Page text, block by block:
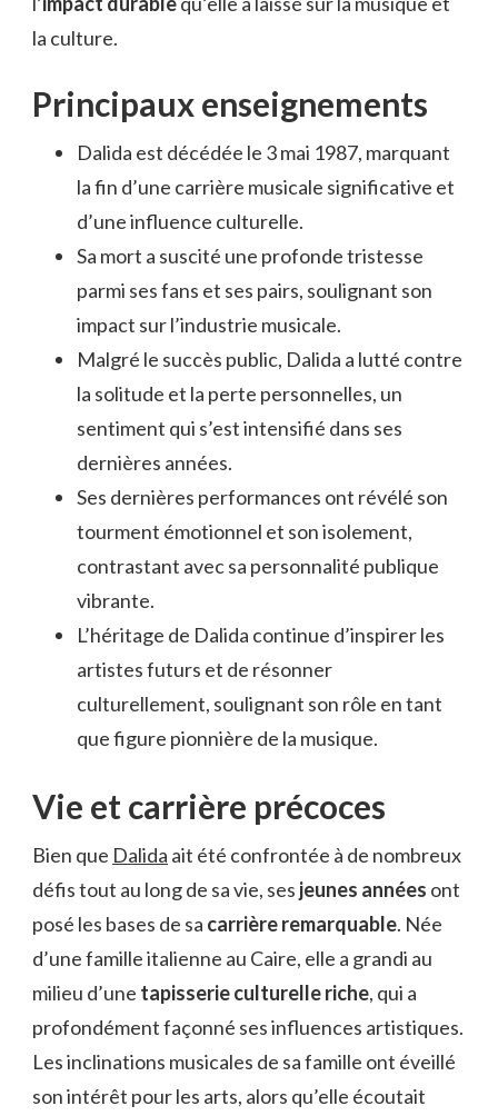
la culture.
Principaux enseignements
Dalida est décédée le 3 mai 1987, marquant
la fin d’une carrière musicale significative et
d’une influence culturelle.
Sa mort a suscité une profonde tristesse
parmi ses fans et ses pairs, soulignant son
impact sur l’industrie musicale.
Malgré le succès public, Dalida a lutté contre
la solitude et la perte personnelles, un
sentiment qui s’est intensifié dans ses
dernières années.
Ses dernières performances ont révélé son
tourment émotionnel et son isolement,
contrastant avec sa personnalité publique
vibrante.
L’héritage de Dalida continue d’inspirer les
artistes futurs et de résonner
culturellement, soulignant son rôle en tant
que figure pionnière de la musique.
Vie et carrière précoces
Bien que Dalida ait été confrontée à de nombreux
défis tout au long de sa vie, ses jeunes années ont
posé les bases de sa carrière remarquable. Née
d’une famille italienne au Caire, elle a grandi au
milieu d’une tapisserie culturelle riche, qui a
profondément façonné ses influences artistiques.
Les inclinations musicales de sa famille ont éveillé
son intérêt pour les arts, alors qu’elle écoutait